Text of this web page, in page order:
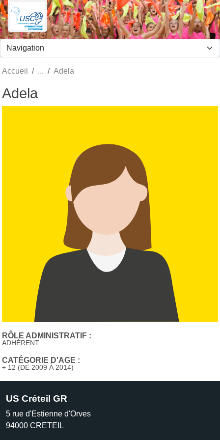
Accueil Adela
Adela
RÔLE ADMINISTRATIF :
ADHÉRENT
CATÉGORIE D'AGE :
+ 12 (DE 2009 À 2014)
US Créteil GR
5 rue d'Estienne d'Orves
94000 CRETEIL
Panneau de gestion des cookies